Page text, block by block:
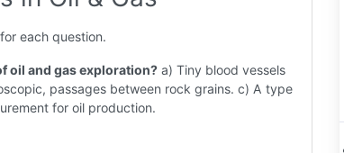
each question.
oil and gas exploration? a) Tiny blood vessels
passages between rock grains. c) A type
for oil production.